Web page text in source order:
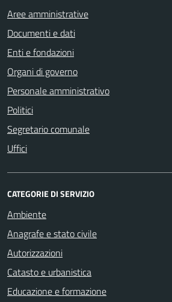
Aree amministrative
Documenti e dati
Enti e fondazioni
Organi di governo
Personale amministrativo
Politici
Segretario comunale
Uffici
CATEGORIE DI SERVIZIO
Ambiente
Anagrafe e stato civile
Autorizzazioni
Catasto e urbanistica
Educazione e formazione